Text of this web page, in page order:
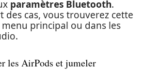
paramètres Bluetooth.
des cas, vous trouverez cette
principal ou dans les
les AirPods et jumeler